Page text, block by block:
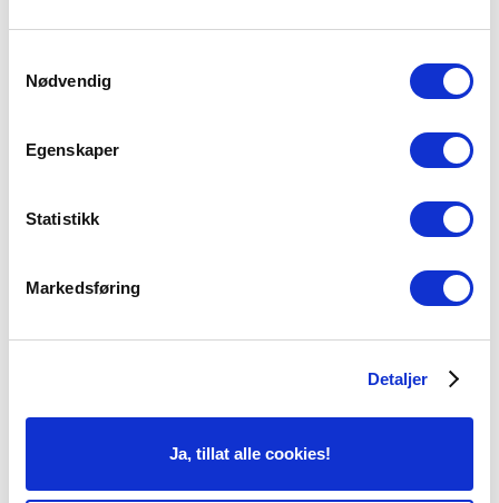
Nødvendig
Egenskaper
Statistikk
Markedsføring
Detaljer
Ja, tillat alle cookies!
Svettebehandling håndflater 7500
Behandling med fillere
Restylane Lyft 1 ml 4375
Restylane / Juvederm Skinbooster 4375
Restylane / Juvederm Skinbooster kur av 10.000
Restylane Fynesse 4375